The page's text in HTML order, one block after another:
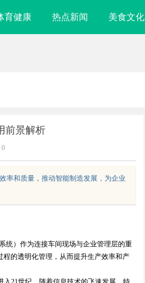
育健康 热点新闻 美食文化
前景解析
0
率和质量，推动智能制造发展，为企业
统）作为连接车间现场与企业管理层的重
的透明化管理，从而提升生产效率和产